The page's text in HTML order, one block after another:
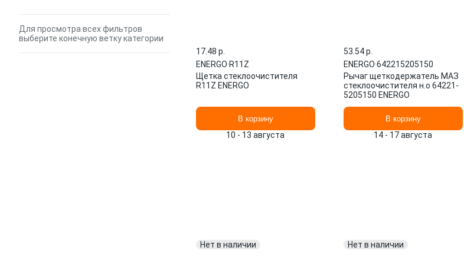
Для просмотра всех фильтров
выберите конечную ветку категории
17.48 p.
ENERGO·R11Z
Щетка стеклоочистителя
R11Z ENERGO
В корзину
10 - 13 августа
53.54 p.
ENERGO·642215205150
Рычаг щеткодержатель МАЗ
стеклоочистителя н.о 64221-
5205150 ENERGO
В корзину
14 - 17 августа
Нет в наличии Нет в наличии